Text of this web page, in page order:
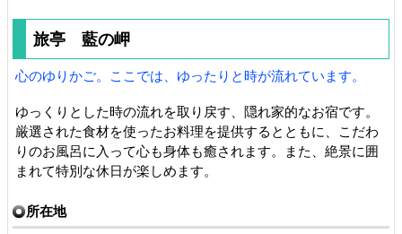
旅亭 藍の岬
心のゆりかご。ここでは、ゆったりと時が流れています。
ゆっくりとした時の流れを取り戻す、隠れ家的なお宿です。
厳選された食材を使ったお料理を提供するとともに、こだわ
りのお風呂に入って心も身体も癒されます。また、絶景に囲
まれて特別な休日が楽しめます。
所在地